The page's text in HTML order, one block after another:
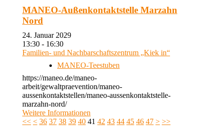
MANEO-Außenkontaktstelle Marzahn
Nord
24. Januar 2029
13:30 - 16:30
Familien- und Nachbarschaftszentrum „Kiek in“
MANEO-Teestuben
https://maneo.de/maneo-
arbeit/gewaltpraevention/maneo-
aussenkontaktstellen/maneo-aussenkontaktstelle-
marzahn-nord/
Weitere Informationen
<< < 36 37 38 39 40 41 42 43 44 45 46 47 > >>